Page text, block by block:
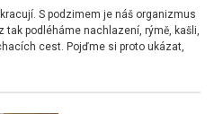
S podzimem je náš organizmus
podléháme nachlazení, rýmě, kašli,
cest. Pojďme si proto ukázat,